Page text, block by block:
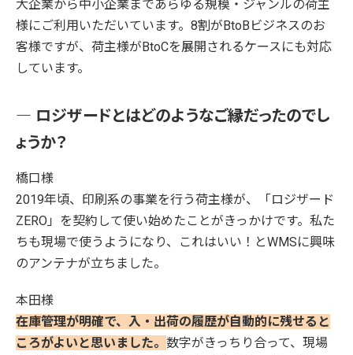
大企業から中小企業まであらゆる規模・ジャンルの荷主
様にご利用いただいています。8割がBtoBビジネスのお
客様ですが、荷主様がBtoCを展開されるケースにも対応
しています。
― ロジザードとはどのようなご縁だったのでし
ょうか？
橋口様
2019年頃、印刷系の事業を行う荷主様が、「ロジザード
ZERO」を契約して使い始めたことがきっかけです。私た
ちも現場で使うようになり、これはいい！とWMSに興味
のアンテナが立ちました。
本田様
在庫管理が明確で、入・出荷の履歴が自動的に残せると
ころがよいと思いました。 数字がきっちり合って、現場